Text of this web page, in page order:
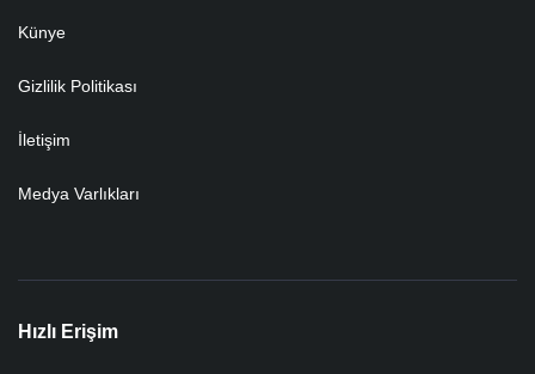
Künye
Gizlilik Politikası
İletişim
Medya Varlıkları
Hızlı Erişim